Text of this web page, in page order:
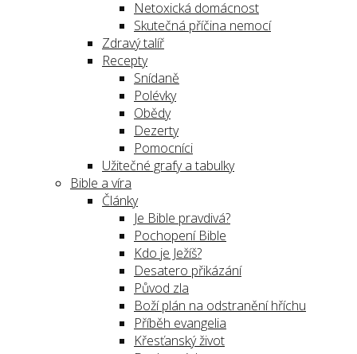
Netoxická domácnost
Skutečná příčina nemocí
Zdravý talíř
Recepty
Snídaně
Polévky
Obědy
Dezerty
Pomocníci
Užitečné grafy a tabulky
Bible a víra
Články
Je Bible pravdivá?
Pochopení Bible
Kdo je Ježíš?
Desatero přikázání
Původ zla
Boží plán na odstranění hříchu
Příběh evangelia
Křesťanský život